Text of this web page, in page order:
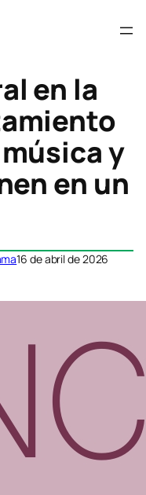
en la
y
en un
16 de abril de 2026